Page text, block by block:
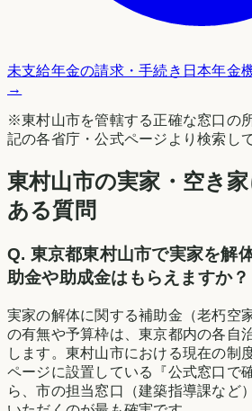
未支給年金の請求・手続き 日本年金
→
※東村山市を管轄する正確な窓口の
記の各省庁・公式ページより検索し
東村山市の実家・空き
ある質問
Q. 東京都東村山市で実家を解
助金や助成金はもらえますか？
実家の解体に関する補助金（老朽空
の有無や予算枠は、東京都内の各自
します。東村山市における現在の制
ページに設置している『公式窓口で
ら、市の担当窓口（建築指導課など